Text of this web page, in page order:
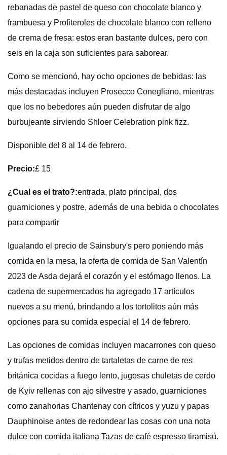
rebanadas de pastel de queso con chocolate blanco y
frambuesa y Profiteroles de chocolate blanco con relleno
de crema de fresa: estos eran bastante dulces, pero con
seis en la caja son suficientes para saborear.
Como se mencionó, hay ocho opciones de bebidas: las
más destacadas incluyen Prosecco Conegliano, mientras
que los no bebedores aún pueden disfrutar de algo
burbujeante sirviendo Shloer Celebration pink fizz.
Disponible del 8 al 14 de febrero.
Precio:£ 15
¿Cual es el trato?:entrada, plato principal, dos
guarniciones y postre, además de una bebida o chocolates
para compartir
Igualando el precio de Sainsbury's pero poniendo más
comida en la mesa, la oferta de comida de San Valentín
2023 de Asda dejará el corazón y el estómago llenos. La
cadena de supermercados ha agregado 17 artículos
nuevos a su menú, brindando a los tortolitos aún más
opciones para su comida especial el 14 de febrero.
Las opciones de comidas incluyen macarrones con queso
y trufas metidos dentro de tartaletas de carne de res
británica cocidas a fuego lento, jugosas chuletas de cerdo
de Kyiv rellenas con ajo silvestre y asado, guarniciones
como zanahorias Chantenay con cítricos y yuzu y papas
Dauphinoise antes de redondear las cosas con una nota
dulce con comida italiana Tazas de café espresso tiramisú.